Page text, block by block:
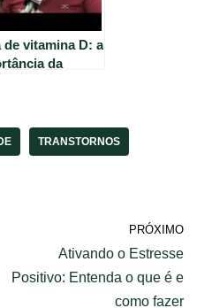
de vitamina D: a
da
TRANSTORNOS
PRÓXIMO
Ativando o Estresse
Positivo: Entenda o que é e
como fazer